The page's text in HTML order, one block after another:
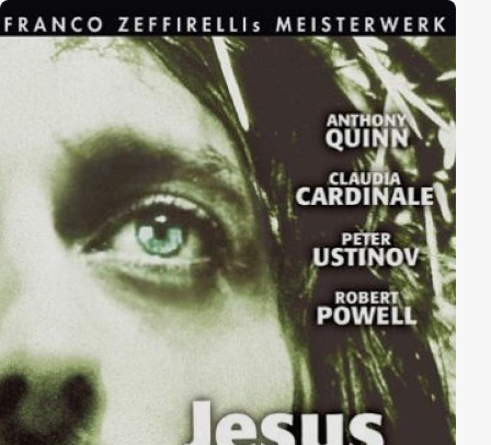
Mitschüler Simon Haley, Sohn eines Farmers, verliebt.
Nach Abschluss des Colleges muss er als Soldat in den
Ersten Weltkrieg. Nach dem Krieg kehrt er zurück und
heiratet Bertha. Er lehrt Landwirtschaft in Alabama
und in der Zeit des New Deals organisiert er die
Bauern gegen die Großgrundbesitzer. Ihr Sohn Alex
wird von Simon überredet, sich als Soldat für den
Zweiten Weltkrieg zu melden. Nach dem Krieg wird er
Journalist und schließt sich in den 1960er Jahren der
Bürgerrechtsbewegung an. Schließlich reist Alex nach
Afrika und erfährt dort die Geschichte der Entführung
seines Vorfahren Kunta Kinte von einem
Stammesangehörigen.